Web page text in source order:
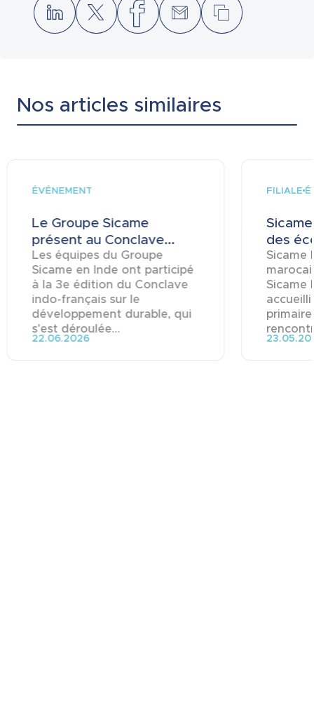
Nos articles similaires
ÉVÉNEMENT
Le Groupe Sicame
présent au Conclave...
Les équipes du Groupe
Sicame en Inde ont participé
à la 3e édition du Conclave
indo-français sur le
développement durable, qui
s’est déroulée...
22.06.2026
FILIALE
des
Sicame
Sicame